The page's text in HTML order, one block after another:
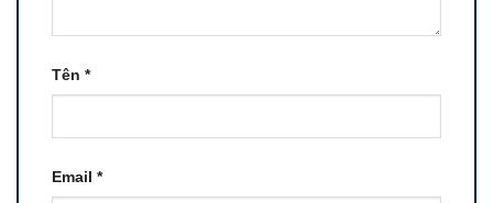
Tên *
Email *